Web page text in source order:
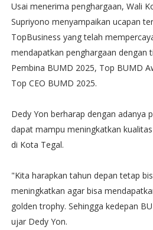
Usai menerima penghargaan, Wali
Supriyono menyampaikan ucapan
TopBusiness yang telah
mendapatkan penghargaan dengan
Pembina BUMD 2025, Top BUMD
Top CEO BUMD 2025.
Dedy Yon berharap dengan adanya
dapat mampu meningkatkan
di Kota Tegal.
"Kita harapkan tahun depan tetap
meningkatkan agar bisa
golden trophy. Sehingga kedepan
ujar Dedy Yon.